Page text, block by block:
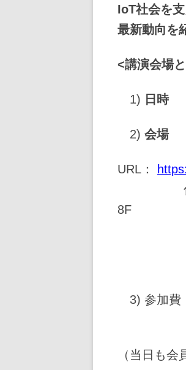
IoT社会を
最新動向を
<講演会場
1) 日時
2) 会場
URL：
住所：
8F
Social
当日の
3) 参加
尚、交
（当日も